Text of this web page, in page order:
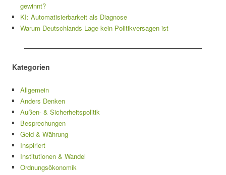
gewinnt?
KI: Automatisierbarkeit als Diagnose
Warum Deutschlands Lage kein Politikversagen ist
Kategorien
Allgemein
Anders Denken
Außen- & Sicherheitspolitik
Besprechungen
Geld & Währung
Inspiriert
Institutionen & Wandel
Ordnungsökonomik